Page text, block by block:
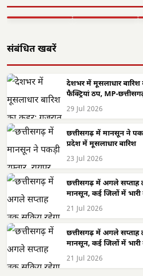
वासेपुर'…
साय के नेतृत्व में…
संबंधित खबरें
देशभर में मूसलाधार
फैक्ट्रियां ठप, MP-
29 Jul 2026
छत्तीसगढ़ में मानसून ने
प्रदेश में मूसलाधार बारिश
23 Jul 2026
छत्तीसगढ़ में अगले सप्ताह
मानसून, कई जिलों में भारी
21 Jul 2026
छत्तीसगढ़ में अगले सप्ताह
मानसून, कई जिलों में भारी
21 Jul 2026